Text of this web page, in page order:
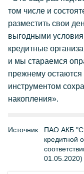
том числе и
разместить свои
выгодными
кредитные
и мы стараемся
прежнему
инструментом
накопления».
Источник:
ПАО АКБ
кредитной
01.05.2020)